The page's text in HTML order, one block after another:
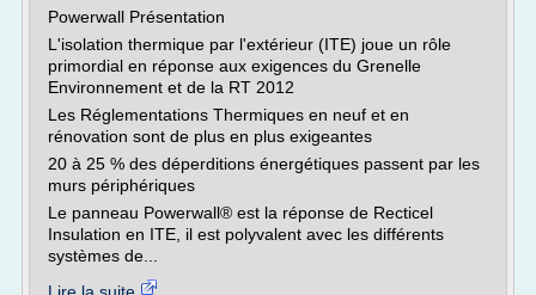
Powerwall Présentation
L'isolation thermique par l'extérieur (ITE) joue un rôle
primordial en réponse aux exigences du Grenelle
Environnement et de la RT 2012
Les Réglementations Thermiques en neuf et en
rénovation sont de plus en plus exigeantes
20 à 25 % des déperditions énergétiques passent par les
murs périphériques
Le panneau Powerwall® est la réponse de Recticel
Insulation en ITE, il est polyvalent avec les différents
systèmes de...